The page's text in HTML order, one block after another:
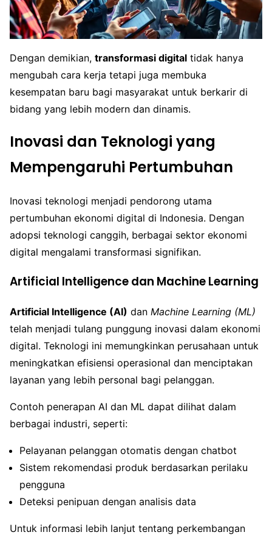
Dengan demikian, transformasi digital tidak hanya
mengubah cara kerja tetapi juga membuka
kesempatan baru bagi masyarakat untuk berkarir di
bidang yang lebih modern dan dinamis.
Inovasi dan Teknologi yang
Mempengaruhi Pertumbuhan
Inovasi teknologi menjadi pendorong utama
pertumbuhan ekonomi digital di Indonesia. Dengan
adopsi teknologi canggih, berbagai sektor ekonomi
digital mengalami transformasi signifikan.
Artificial Intelligence dan Machine Learning
Artificial Intelligence (AI) dan Machine Learning (ML)
telah menjadi tulang punggung inovasi dalam ekonomi
digital. Teknologi ini memungkinkan perusahaan untuk
meningkatkan efisiensi operasional dan menciptakan
layanan yang lebih personal bagi pelanggan.
Contoh penerapan AI dan ML dapat dilihat dalam
berbagai industri, seperti:
Pelayanan pelanggan otomatis dengan chatbot
Sistem rekomendasi produk berdasarkan perilaku
pengguna
Deteksi penipuan dengan analisis data
Untuk informasi lebih lanjut tentang perkembangan